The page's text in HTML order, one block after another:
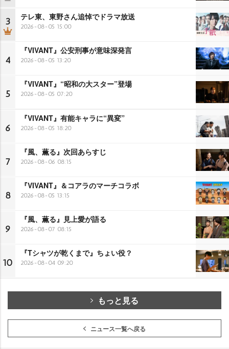
3 テレ東、東野さん追悼でドラマ放送
2026-08-05 15:00
4
『VIVANT』公安刑事が意味深発言
2026-08-05 13:20
5
『VIVANT』“昭和の大スター”登場
2026-08-05 07:20
6
『VIVANT』有能キャラに“異変”
2026-08-05 18:20
7
『風、薫る』次回あらすじ
2026-08-06 08:15
8
『VIVANT』＆コアラのマーチコラボ
2026-08-05 13:15
9
『風、薫る』見上愛が語る
2026-08-07 08:15
10
『Tシャツが乾くまで』ちょい役？
2026-08-04 09:20
もっと見る
ニュース一覧へ戻る